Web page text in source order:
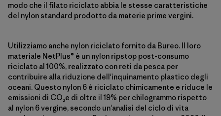
modo che il filato riciclato abbia le stesse caratteristiche
del nylon standard prodotto da materie prime vergini.
Utilizziamo anche nylon riciclato fornito da Bureo. Il loro
materiale NetPlus® è un nylon ripstop post-consumo
riciclato al 100%, realizzato con reti da pesca per
contribuire alla riduzione dell'inquinamento plastico degli
oceani. Questo nylon 6 è riciclato chimicamente e riduce le
emissioni di CO₂e di oltre il 19% per chilogrammo rispetto
al nylon 6 vergine, secondo un'analisi del ciclo di vita